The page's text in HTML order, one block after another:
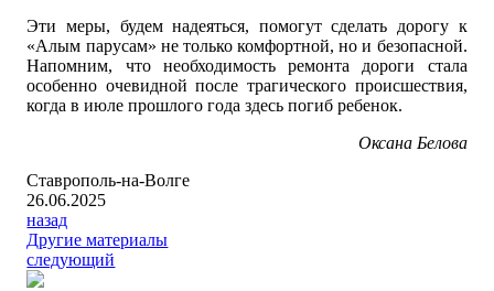
Эти меры, будем надеяться, помогут сделать дорогу к
«Алым парусам» не только комфортной, но и безопасной.
Напомним, что необходимость ремонта дороги стала
особенно очевидной после трагического происшествия,
когда в июле прошлого года здесь погиб ребенок.
Оксана Белова
Ставрополь-на-Волге
26.06.2025
назад
Другие материалы
следующий